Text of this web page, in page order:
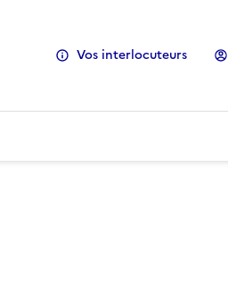
Vos interlocuteurs